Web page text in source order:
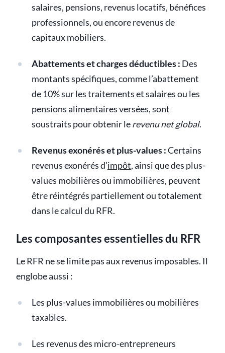
salaires, pensions, revenus locatifs, bénéfices
professionnels, ou encore revenus de
capitaux mobiliers.
Abattements et charges déductibles : Des
montants spécifiques, comme l’abattement
de 10% sur les traitements et salaires ou les
pensions alimentaires versées, sont
soustraits pour obtenir lerevenu net global.
Revenus exonérés et plus-values :Certains
revenus exonérés d’impôt, ainsi que des plus-
values mobilières ou immobilières, peuvent
être réintégrés partiellement ou totalement
dans le calcul du RFR.
Les composantes essentielles du RFR
Le RFR ne se limite pas aux revenus imposables. Il
englobe aussi :
Les plus-values immobilières ou mobilières
taxables.
Les revenus des micro-entrepreneurs